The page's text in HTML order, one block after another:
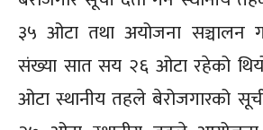
३५ ओटा तथा अयोजना सञ्चालन
संख्या सात सय २६ ओटा रहेको
ओटा स्थानीय तहले बेरोजगारको